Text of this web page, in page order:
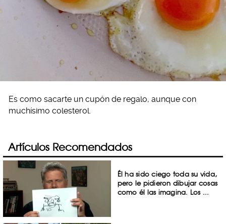
Es como sacarte un cupón de regalo, aunque con
muchísimo colesterol.
Artículos Recomendados
Él ha sido ciego toda su vida,
pero le pidieron dibujar cosas
como él las imagina. Los ...